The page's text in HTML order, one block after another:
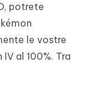
potrete
le vostre
al 100%. Tra